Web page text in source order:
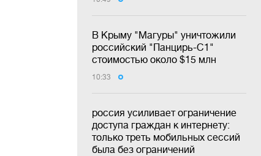
В Крыму "Магуры" уничтожили
российский "Панцирь-С1"
стоимостью около $15 млн
10:33
россия усиливает ограничение
доступа граждан к интернету:
только треть мобильных сессий
была без ограничений